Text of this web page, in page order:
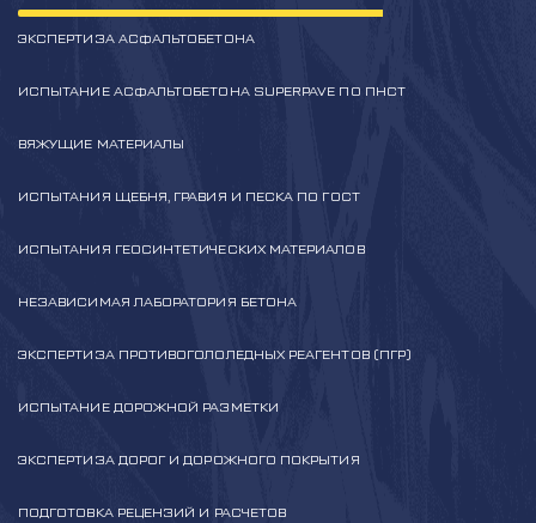
ЭКСПЕРТИЗА АСФАЛЬТОБЕТОНА
ИСПЫТАНИЕ АСФАЛЬТОБЕТОНА SUPERPAVE ПО ПНСТ
ВЯЖУЩИЕ МАТЕРИАЛЫ
ИСПЫТАНИЯ ЩЕБНЯ, ГРАВИЯ И ПЕСКА ПО ГОСТ
ИСПЫТАНИЯ ГЕОСИНТЕТИЧЕСКИХ МАТЕРИАЛОВ
НЕЗАВИСИМАЯ ЛАБОРАТОРИЯ БЕТОНА
ЭКСПЕРТИЗА ПРОТИВОГОЛОЛЕДНЫХ РЕАГЕНТОВ (ПГР)
ИСПЫТАНИЕ ДОРОЖНОЙ РАЗМЕТКИ
ЭКСПЕРТИЗА ДОРОГ И ДОРОЖНОГО ПОКРЫТИЯ
ПОДГОТОВКА РЕЦЕНЗИЙ И РАСЧЕТОВ